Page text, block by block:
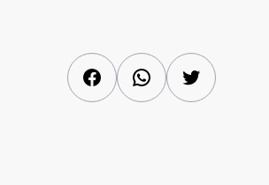
FacebookWhatsAppTwitter